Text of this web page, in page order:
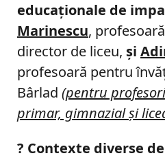
educaționale de
Marinescu,
director de liceu, şi
profesoară pentru
Bârlad (pentru
primar, gimnazial şi
? Contexte diverse